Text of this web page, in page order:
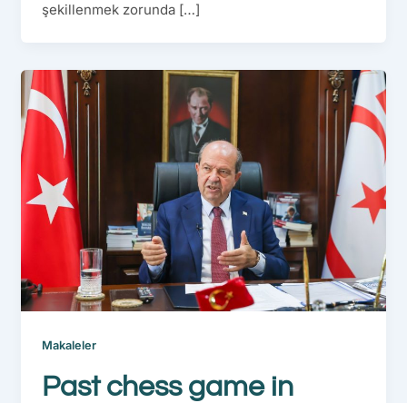
şekillenmek zorunda […]
Makaleler
Past chess game in